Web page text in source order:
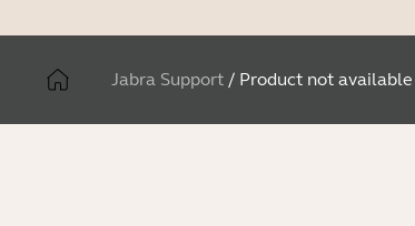
Jabra Support / Product not available